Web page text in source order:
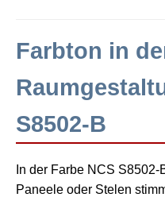
Farbton in
S8502-B
In der Farbe NCS
Paneele oder Stelen